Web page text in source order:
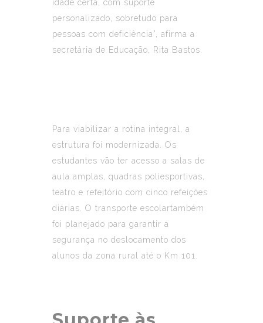
idade certa, com suporte
personalizado, sobretudo para
pessoas com deficiência”, afirma a
secretária de Educação, Rita Bastos.
Para viabilizar a rotina integral, a
estrutura foi modernizada. Os
estudantes vão ter acesso a salas de
aula amplas, quadras poliesportivas,
teatro e refeitório com cinco refeições
diárias. O transporte escolartambém
foi planejado para garantir a
segurança no deslocamento dos
alunos da zona rural até o Km 101.